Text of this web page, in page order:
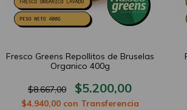
Fresco Greens Repollitos de Bruselas
Organico 400g
$8.667,00 $5.200,00
$4.940,00 con Transferencia